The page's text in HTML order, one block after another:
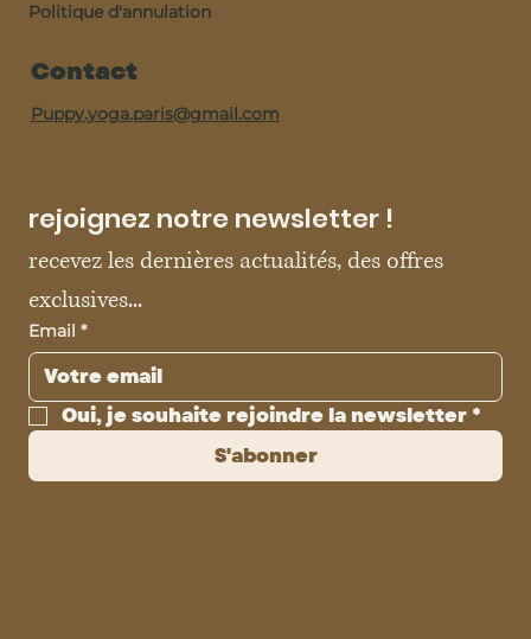
Politique d'annulation
Contact
Puppy.yoga.paris@gmail.com
rejoignez notre newsletter !
recevez les dernières actualités, des offres
exclusives...
Email *
Oui, je souhaite rejoindre la newsletter *
S'abonner